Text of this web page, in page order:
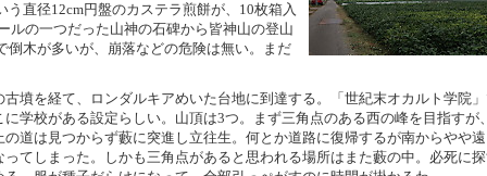
直径12cm円盤のカステラ煎餅が、10枚箱入
ルの一つだった山神の石碑から皆神山の登山
倒木が多いが、崩落などの危険は無い。まだ
古墳を経て、ロンダルキアめいた台地に到達する。「世紀末オカルト学院
に学校がある設定らしい。山頂は3つ。まず三角点のある西の峰を目指すが
の道は見つからず藪に突進し立往生。何とか道路に復帰するが南からやや
ってしまった。しかも三角点があると思われる場所はまた藪の中。必死に